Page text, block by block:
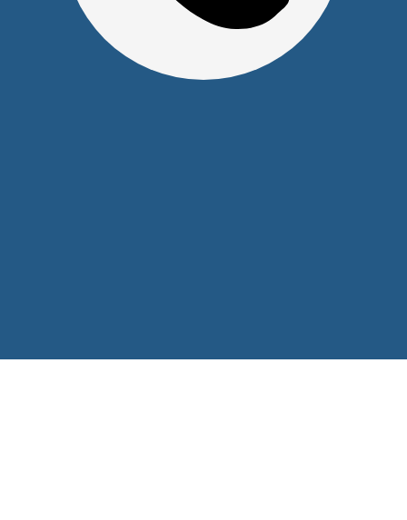
2026 © Уважаемые клиенты, Информация на сайте не